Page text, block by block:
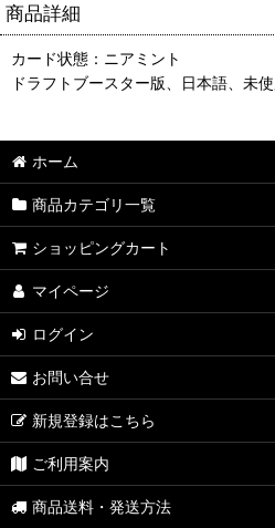
商品詳細
カード状態：ニアミント
ドラフトブースター版、日本語、未使
ホーム
商品カテゴリ一覧
ショッピングカート
マイページ
ログイン
お問い合せ
新規登録はこちら
ご利用案内
商品送料・発送方法